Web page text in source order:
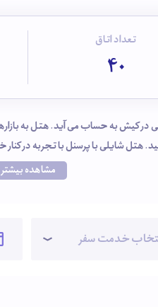
در کیش به حساب می آید. هتل به
هتل شایلی با پرسنل با تجربه در
مشاهده بیشتر
تعداد اتاق
40
خدمت سفر